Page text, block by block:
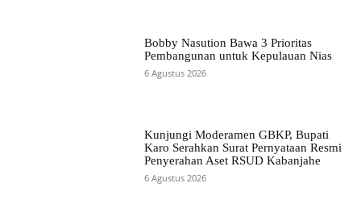
Bobby Nasution Bawa 3 Prioritas
Pembangunan untuk Kepulauan Nias
6 Agustus 2026
Kunjungi Moderamen GBKP, Bupati
Karo Serahkan Surat Pernyataan Resmi
Penyerahan Aset RSUD Kabanjahe
6 Agustus 2026